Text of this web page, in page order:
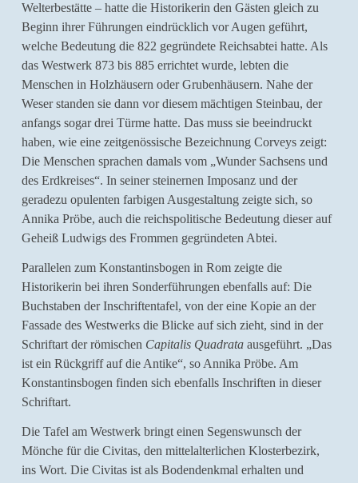
Welterbestätte – hatte die Historikerin den Gästen gleich zu
Beginn ihrer Führungen eindrücklich vor Augen geführt,
welche Bedeutung die 822 gegründete Reichsabtei hatte. Als
das Westwerk 873 bis 885 errichtet wurde, lebten die
Menschen in Holzhäusern oder Grubenhäusern. Nahe der
Weser standen sie dann vor diesem mächtigen Steinbau, der
anfangs sogar drei Türme hatte. Das muss sie beeindruckt
haben, wie eine zeitgenössische Bezeichnung Corveys zeigt:
Die Menschen sprachen damals vom „Wunder Sachsens und
des Erdkreises“. In seiner steinernen Imposanz und der
geradezu opulenten farbigen Ausgestaltung zeigte sich, so
Annika Pröbe, auch die reichspolitische Bedeutung dieser auf
Geheiß Ludwigs des Frommen gegründeten Abtei.
Parallelen zum Konstantinsbogen in Rom zeigte die
Historikerin bei ihren Sonderführungen ebenfalls auf: Die
Buchstaben der Inschriftentafel, von der eine Kopie an der
Fassade des Westwerks die Blicke auf sich zieht, sind in der
Schriftart der römischen Capitalis Quadrataausgeführt. „Das
ist ein Rückgriff auf die Antike“, so Annika Pröbe. Am
Konstantinsbogen finden sich ebenfalls Inschriften in dieser
Schriftart.
Die Tafel am Westwerk bringt einen Segenswunsch der
Mönche für die Civitas, den mittelalterlichen Klosterbezirk,
ins Wort. Die Civitas ist als Bodendenkmal erhalten und